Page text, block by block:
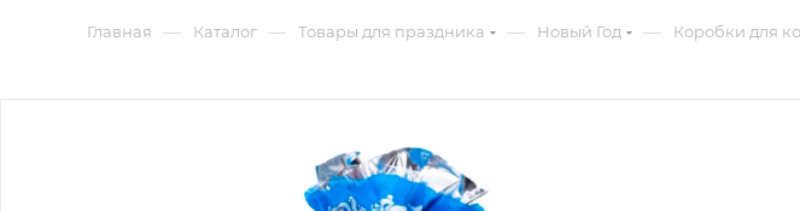
Главная — Каталог — Товары для праздника — Новый Год — Коробки для